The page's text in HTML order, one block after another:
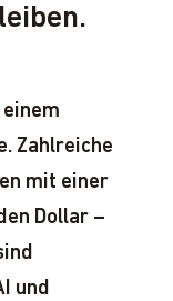
Zahlreiche
mit einer
Dollar –
und